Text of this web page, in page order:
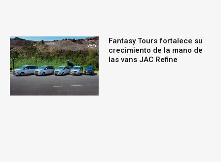
Fantasy Tours fortalece su
crecimiento de la mano de
las vans JAC Refine